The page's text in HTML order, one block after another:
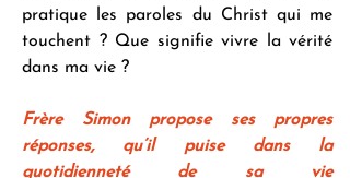
pratique les paroles du Christ qui me
touchent ? Que signifie vivre la vérité
dans ma vie ?
Frère Simon propose ses propres
réponses, qu’il puise dans la
quotidienneté de sa vie